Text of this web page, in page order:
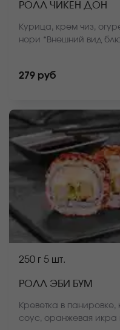
РОЛЛ ЧИКЕН ДОН
Курица, крем чиз,
нори *Внешний вид
279 руб
250 г 5 шт.
РОЛЛ ЭБИ БУМ
Креветка в
соус, оранжевая икра